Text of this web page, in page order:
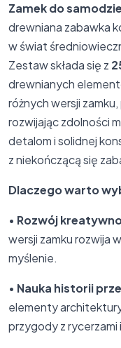
Zamek do
drewniana zabawka
w świat
Zestaw składa się z
drewnianych
różnych wersji
rozwijając zdolności
detalom i solidnej
z niekończącą się
Dlaczego warto
• Rozwój
wersji zamku rozwija
myślenie.
• Nauka historii
elementy
przygody z rycerzami